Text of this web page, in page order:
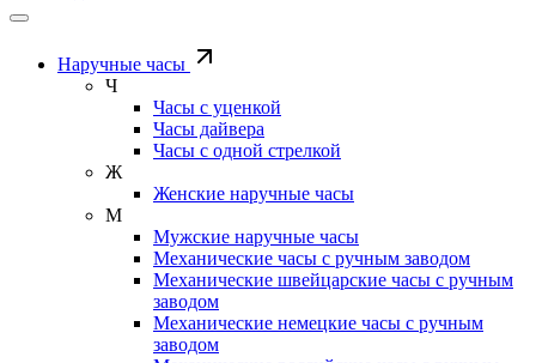
Наручные часы
Ч
Часы с уценкой
Часы дайвера
Часы с одной стрелкой
Ж
Женские наручные часы
М
Мужские наручные часы
Механические часы с ручным заводом
Механические швейцарские часы с ручным
заводом
Механические немецкие часы с ручным
заводом